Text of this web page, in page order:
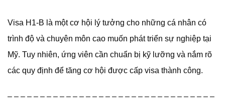
Visa H1-B là một cơ hội lý tưởng cho những cá nhân có
trình độ và chuyên môn cao muốn phát triển sự nghiệp tại
Mỹ. Tuy nhiên, ứng viên cần chuẩn bị kỹ lưỡng và nắm rõ
các quy định để tăng cơ hội được cấp visa thành công.
– – – – – – – – – – – – – – – – – – – – – – – – – – – – – – – –